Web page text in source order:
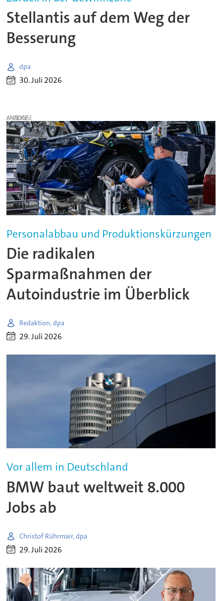
Stellantis auf dem Weg der
Besserung
dpa
30. Juli 2026
ANZEIGE
Personalabbau und Produktionskürzungen
Die radikalen
Sparmaßnahmen der
Autoindustrie im Überblick
Redaktion, dpa
29. Juli 2026
Vor allem in Deutschland
BMW baut weltweit 8.000
Jobs ab
Christof Rührmair, dpa
29. Juli 2026